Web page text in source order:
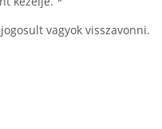
vagyok visszavonni.